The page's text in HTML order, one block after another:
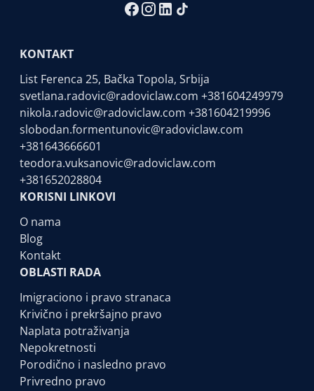
KONTAKT
List Ferenca 25, Bačka Topola, Srbija
svetlana.radovic@radoviclaw.com +381604249979
nikola.radovic@radoviclaw.com +381604219996
slobodan.formentunovic@radoviclaw.com
+381643666601
teodora.vuksanovic@radoviclaw.com
+381652028804
KORISNI LINKOVI
O nama
Blog
Kontakt
OBLASTI RADA
Imigraciono i pravo stranaca
Krivično i prekršajno pravo
Naplata potraživanja
Nepokretnosti
Porodično i nasledno pravo
Privredno pravo